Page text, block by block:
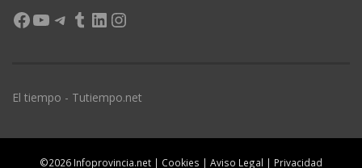
Facebook
YouTube
Telegram
Tumblr
LinkedIn
Instagram
El tiempo - Tutiempo.net
©2026 Infoprovincia.net | Cookies | Aviso Legal | Privacidad